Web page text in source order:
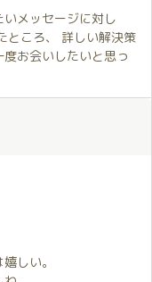
メッセージに対し
ところ、 詳しい解決策
お会いしたいと思っ
ログを熟読し、ブログ
りません。
うやく予約を無事に
練が待ち構えていま
し方やお店に到着し
思わず笑いが込み上
しい。